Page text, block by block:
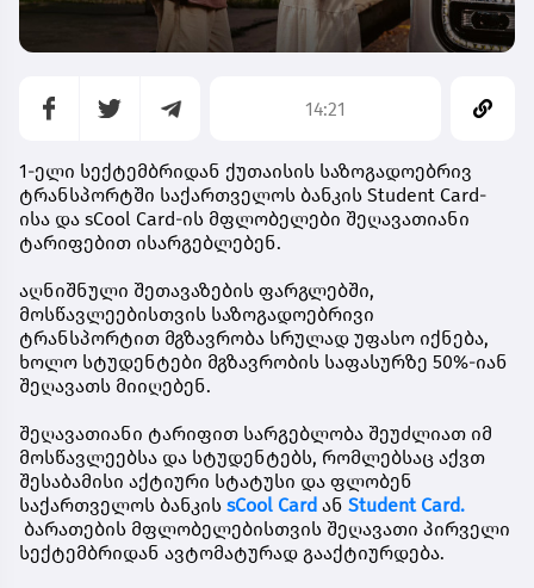
14:21
1-ელი სექტემბრიდან ქუთაისის საზოგადოებრივ
ტრანსპორტში საქართველოს ბანკის Student Card-
ისა და sCool Card-ის მფლობელები შეღავათიანი
ტარიფებით ისარგებლებენ.
აღნიშნული შეთავაზების ფარგლებში,
მოსწავლეებისთვის საზოგადოებრივი
ტრანსპორტით მგზავრობა სრულად უფასო იქნება,
ხოლო სტუდენტები მგზავრობის საფასურზე 50%-იან
შეღავათს მიიღებენ.
შეღავათიანი ტარიფით სარგებლობა შეუძლიათ იმ
მოსწავლეებსა და სტუდენტებს, რომლებსაც აქვთ
შესაბამისი აქტიური სტატუსი და ფლობენ
საქართველოს ბანკის sCool Card ან Student Card.
ბარათების მფლობელებისთვის შეღავათი პირველი
სექტემბრიდან ავტომატურად გააქტიურდება.